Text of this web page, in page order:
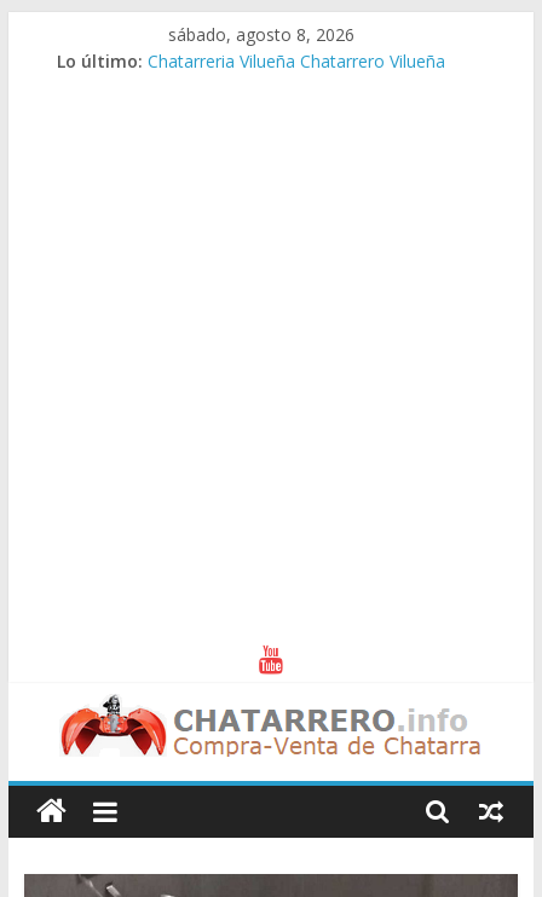
sábado, agosto 8, 2026
Lo último: Chatarreria Vilueña Chatarrero Vilueña
Chatarreros
–